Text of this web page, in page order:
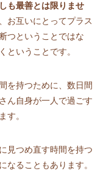
も最善とは限りませ
お互いにとってプラス
つということではな
ということです。
を持つために、数日間
ん自身が一人で過ごす
す。
見つめ直す時間を持つ
なることもあります。